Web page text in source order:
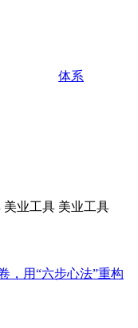
体系
美业工具 美业工具
，用“六步心法”重构